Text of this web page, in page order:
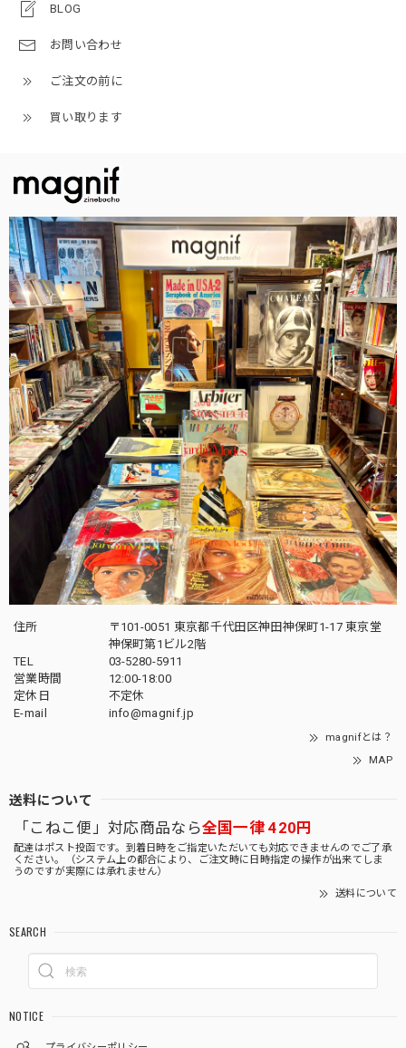
BLOG
お問い合わせ
ご注文の前に
買い取ります
住所
〒101-0051 東京都千代田区神田神保町1-17 東京堂
神保町第1ビル2階
TEL
03-5280-5911
営業時間
12:00-18:00
定休日
不定休
E-mail
info@magnif.jp
magnifとは？
MAP
送料について
「こねこ便」対応商品なら全国一律 420円
配達はポスト投函です。到着日時をご指定いただいても対応できませんのでご了承
ください。（システム上の都合により、ご注文時に日時指定の操作が出来てしま
うのですが実際には承れません）
送料について
SEARCH
NOTICE